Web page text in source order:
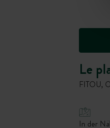
Le
FITOU,
In der